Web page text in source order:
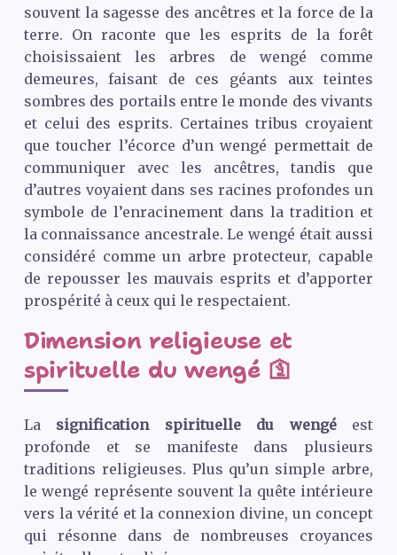
souvent la sagesse des ancêtres et la force de la
terre. On raconte que les esprits de la forêt
choisissaient les arbres de wengé comme
demeures, faisant de ces géants aux teintes
sombres des portails entre le monde des vivants
et celui des esprits. Certaines tribus croyaient
que toucher l’écorce d’un wengé permettait de
communiquer avec les ancêtres, tandis que
d’autres voyaient dans ses racines profondes un
symbole de l’enracinement dans la tradition et
la connaissance ancestrale. Le wengé était aussi
considéré comme un arbre protecteur, capable
de repousser les mauvais esprits et d’apporter
prospérité à ceux qui le respectaient.
Dimension religieuse et
spirituelle du wengé 🛐
La signification spirituelle du wengéest
profonde et se manifeste dans plusieurs
traditions religieuses. Plus qu’un simple arbre,
le wengé représente souvent la quête intérieure
vers la vérité et la connexion divine, un concept
qui résonne dans de nombreuses croyances